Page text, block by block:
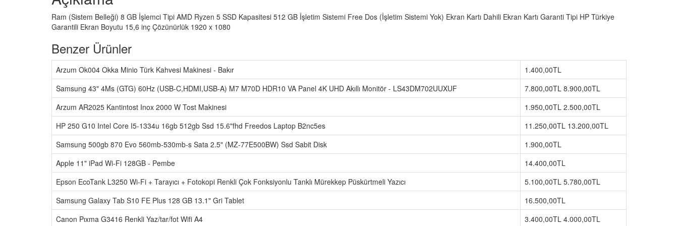
Ram (Sistem Belleği) 8 GB İşlemci Tipi AMD Ryzen 5 SSD Kapasitesi 512 GB İşletim Sistemi Free Dos (İşletim Sistemi Yok) Ekran Kartı Dahili Ekran Kartı Garanti Tipi HP Türkiye
Garantili Ekran Boyutu 15,6 inç Çözünürlük 1920 x 1080
Benzer Ürünler
Arzum Ok004 Okka Minio Türk Kahvesi Makinesi - Bakır
1.400,00TL
Samsung 43" 4Ms (GTG) 60Hz (USB-C,HDMI,USB-A) M7 M70D HDR10 VA Panel 4K UHD Akıllı Monitör - LS43DM702UUXUF
7.800,00TL 8.900,00TL
Arzum AR2025 Kantintost Inox 2000 W Tost Makinesi
1.950,00TL 2.500,00TL
HP 250 G10 Intel Core I5-1334u 16gb 512gb Ssd 15.6"fhd Freedos Laptop B2nc5es
11.250,00TL 13.200,00TL
Samsung 500gb 870 Evo 560mb-530mb-s Sata 2.5" (MZ-77E500BW) Ssd Sabit Disk
1.900,00TL
Apple 11" iPad Wi-Fi 128GB - Pembe
14.400,00TL
Epson EcoTank L3250 Wi-Fi + Tarayıcı + Fotokopi Renkli Çok Fonksiyonlu Tanklı Mürekkep Püskürtmeli Yazıcı
5.100,00TL 5.780,00TL
Samsung Galaxy Tab S10 FE Plus 128 GB 13.1" Gri Tablet
16.500,00TL
Canon Pıxma G3416 Renkli Yaz/tar/fot Wifi A4
3.400,00TL 4.000,00TL